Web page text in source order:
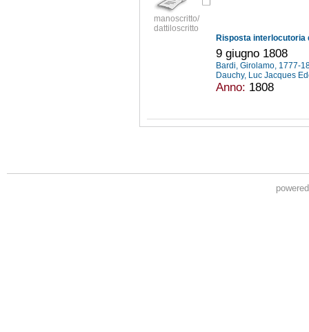
manoscritto/
dattiloscritto
9 giugno 1808
Bardi, Girolamo, 1777-
Dauchy, Luc Jacques
Anno: 1808